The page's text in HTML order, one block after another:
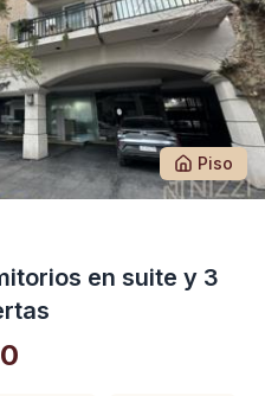
Piso
en suite y 3